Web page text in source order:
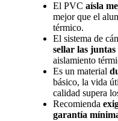
El PVC aísla
mejor que el
térmico.
El sistema de
sellar las juntas
aislamiento
Es un material
básico, la vida
calidad supera
Recomienda
garantía